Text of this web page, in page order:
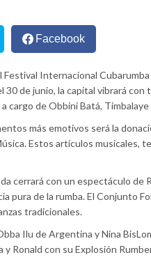
Facebook
Festival Internacional
30 de junio, la capital vibrará
cargo de Obbini Batá,
más emotivos será la
Estos artículos musicales,
cerrará con un espectáculo
pura de la rumba. El Conjunto
tradicionales.
Ilu de Argentina y Nina
y Ronald con su Explosión